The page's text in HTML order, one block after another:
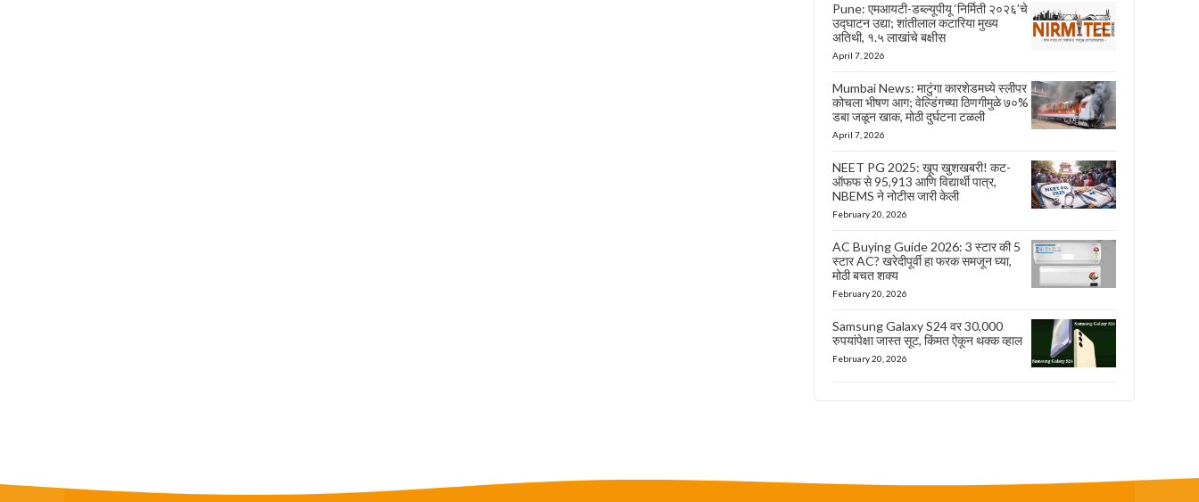
Pune: एमआयटी-डब्ल्यूपीयू ‘निर्मिती २०२६’चे
उद्घाटन उद्या; शांतीलाल कटारिया मुख्य
अतिथी, १.५ लाखांचे बक्षीस
April 7, 2026
Mumbai News: माटुंगा कारशेडमध्ये स्लीपर
कोचला भीषण आग; वेल्डिंगच्या ठिणगीमुळे ७०%
डबा जळून खाक, मोठी दुर्घटना टळली
April 7, 2026
NEET PG 2025: खूप खुशखबरी! कट-
ऑफफ से 95,913 आणि विद्यार्थी पात्र,
NBEMS ने नोटीस जारी केली
February 20, 2026
AC Buying Guide 2026: 3 स्टार की 5
स्टार AC? खरेदीपूर्वी हा फरक समजून घ्या,
मोठी बचत शक्य
February 20, 2026
Samsung Galaxy S24 वर 30,000
रुपयांपेक्षा जास्त सूट, किंमत ऐकून थक्क व्हाल
February 20, 2026